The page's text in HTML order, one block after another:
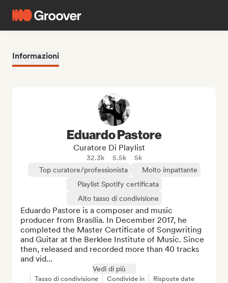
Informazioni
Eduardo Pastore
Curatore Di Playlist
32.3k 5.5k
5k
Top curatore/professionista
Molto impattante
Playlist Spotify certificata
Alto tasso di condivisione
Eduardo Pastore is a composer and music
producer from Brasília. In December 2017, he
completed the Master Certificate of Songwriting
and Guitar at the Berklee Institute of Music. Since
then, released and recorded more than 40 tracks
and vid...
Vedi di più
Tasso di condivisione Condivide in Risposte date